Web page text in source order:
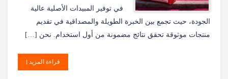
في توفير المبيدات الأصلية عالية
الجودة، حيث تجمع بين الخبرة الطويلة والمصداقية في تقديم
منتجات موثوقة تحقق نتائج مضمونة من أول استخدام. نحن […]
قراءة المزيد